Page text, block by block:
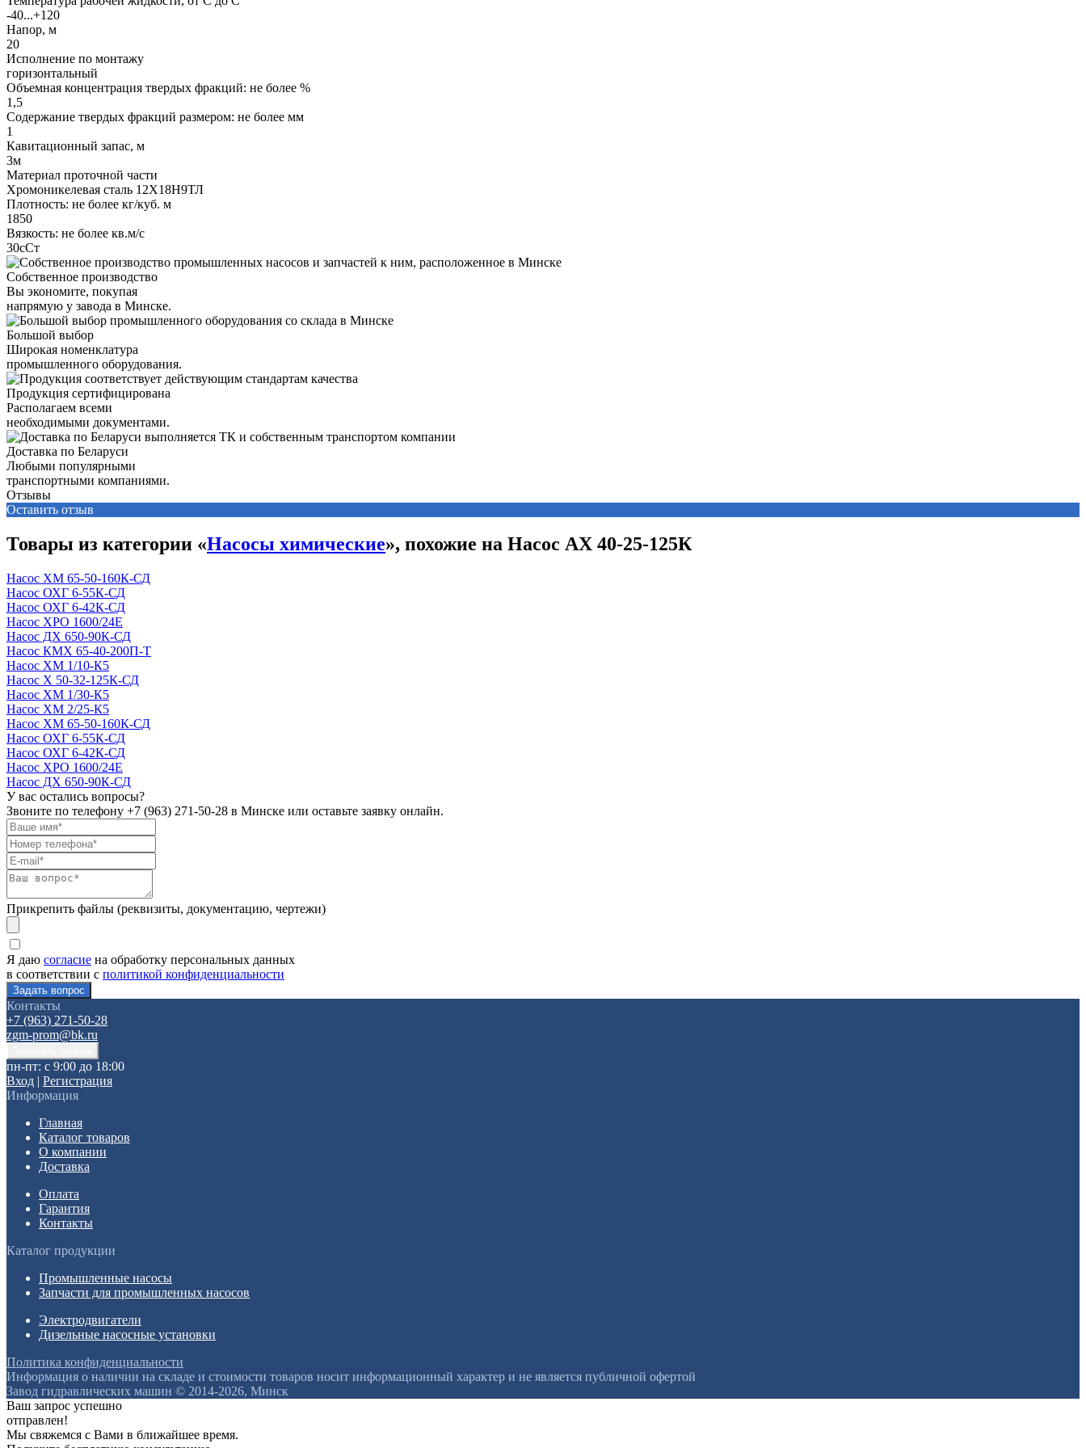
-40...+120
Напор, м
20
Исполнение по монтажу
горизонтальный
Объемная концентрация твердых фракций: не более %
1,5
Содержание твердых фракций размером: не более мм
1
Кавитационный запас, м
3м
Материал проточной части
Хромоникелевая сталь 12Х18Н9ТЛ
Плотность: не более кг/куб. м
1850
Вязкость: не более кв.м/с
30сСт
Собственное производство
Вы экономите, покупая
напрямую у завода в Минске.
Большой выбор
Широкая номенклатура
промышленного оборудования.
Продукция сертифицирована
Располагаем всеми
необходимыми документами.
Доставка по Беларуси
Любыми популярными
транспортными компаниями.
Отзывы
Оставить отзыв
Товары из категории «Насосы химические», похожие на Насос АХ 40-25-125К
Насос ХМ 65-50-160К-СД
Насос ОХГ 6-55К-СД
Насос ОХГ 6-42К-СД
Насос ХРО 1600/24Е
Насос ДХ 650-90К-СД
Насос КМХ 65-40-200П-Т
Насос ХМ 1/10-К5
Насос Х 50-32-125К-СД
Насос ХМ 1/30-К5
Насос ХМ 2/25-К5
Насос ХМ 65-50-160К-СД
Насос ОХГ 6-55К-СД
Насос ОХГ 6-42К-СД
Насос ХРО 1600/24Е
Насос ДХ 650-90К-СД
У вас остались вопросы?
Звоните по телефону +7 (963) 271-50-28 в Минске или оставьте заявку онлайн.
Прикрепить файлы (реквизиты, документацию, чертежи)
Я даю согласие на обработку персональных данных
в соответствии с политикой конфиденциальности
Контакты
+7 (963) 271-50-28
zgm-prom@bk.ru
пн-пт: с 9:00 до 18:00
Вход | Регистрация
Информация
Главная
Каталог товаров
О компании
Доставка
Оплата
Гарантия
Контакты
Каталог продукции
Промышленные насосы
Запчасти для промышленных насосов
Электродвигатели
Дизельные насосные установки
Политика конфиденциальности
Информация о наличии на складе и стоимости товаров носит информационный характер и не является публичной офертой
Завод гидравлических машин © 2014-2026, Минск
Ваш запрос успешно
отправлен!
Мы свяжемся с Вами в ближайшее время.